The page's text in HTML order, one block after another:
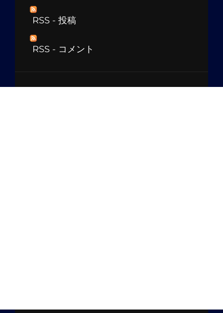
RSS - 投稿
RSS - コメント